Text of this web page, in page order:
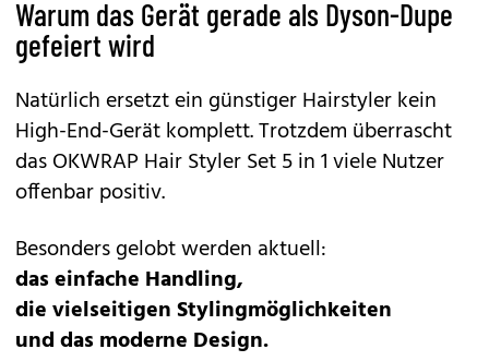
Warum das Gerät gerade als Dyson-Dupe
gefeiert wird
Natürlich ersetzt ein günstiger Hairstyler kein
High-End-Gerät komplett. Trotzdem überrascht
dasOKWRAP Hair Styler Set 5 in 1viele Nutzer
offenbar positiv.
Besonders gelobt werden aktuell:
das einfache Handling,
die vielseitigen Stylingmöglichkeiten
und das moderne Design.